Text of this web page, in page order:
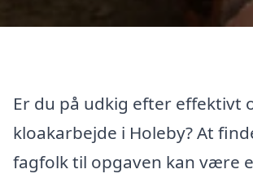
Er du på udkig efter effektivt
kloakarbejde i Holeby? At
fagfolk til opgaven kan være